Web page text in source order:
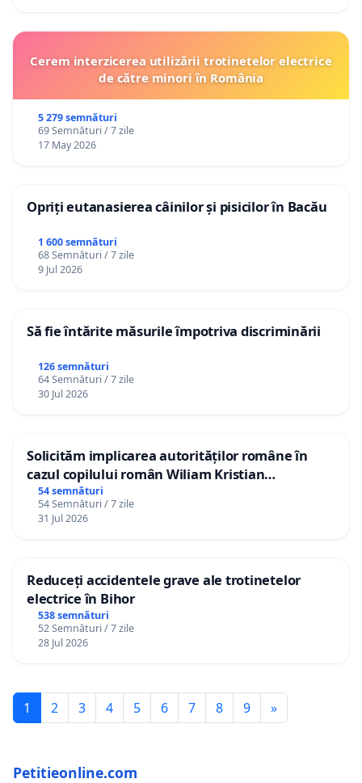
Cerem interzicerea utilizării trotinetelor electrice
de către minori în România
5 279 semnături
69 Semnături / 7 zile
17 May 2026
Opriți eutanasierea câinilor și pisicilor în Bacău
1 600 semnături
68 Semnături / 7 zile
9 Jul 2026
Să fie întărite măsurile împotriva discriminării
126 semnături
64 Semnături / 7 zile
30 Jul 2026
Solicităm implicarea autorităților române în
cazul copilului român Wiliam Kristian
Gheorghe, aflat în plasament în Danemarca de
12 ani
54 semnături
54 Semnături / 7 zile
31 Jul 2026
Reduceți accidentele grave ale trotinetelor
electrice în Bihor
538 semnături
52 Semnături / 7 zile
28 Jul 2026
1 2 3 4 5 6 7 8 9 »
Petitieonline.com